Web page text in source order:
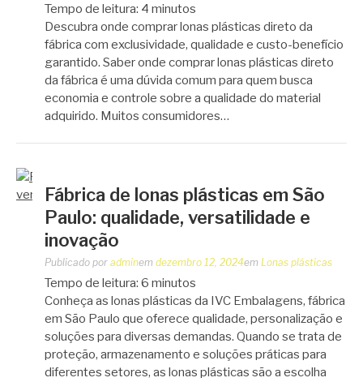
Tempo de leitura: 4 minutos
Descubra onde comprar lonas plásticas direto da
fábrica com exclusividade, qualidade e custo-benefício
garantido. Saber onde comprar lonas plásticas direto
da fábrica é uma dúvida comum para quem busca
economia e controle sobre a qualidade do material
adquirido. Muitos consumidores…
Fábrica de lonas plásticas em São
Paulo: qualidade, versatilidade e
inovação
Publicado por adminem dezembro 12, 2024em Lonas plásticas
Tempo de leitura: 6 minutos
Conheça as lonas plásticas da IVC Embalagens, fábrica
em São Paulo que oferece qualidade, personalização e
soluções para diversas demandas. Quando se trata de
proteção, armazenamento e soluções práticas para
diferentes setores, as lonas plásticas são a escolha